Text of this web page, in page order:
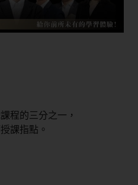
程的三分之一，
課指點。